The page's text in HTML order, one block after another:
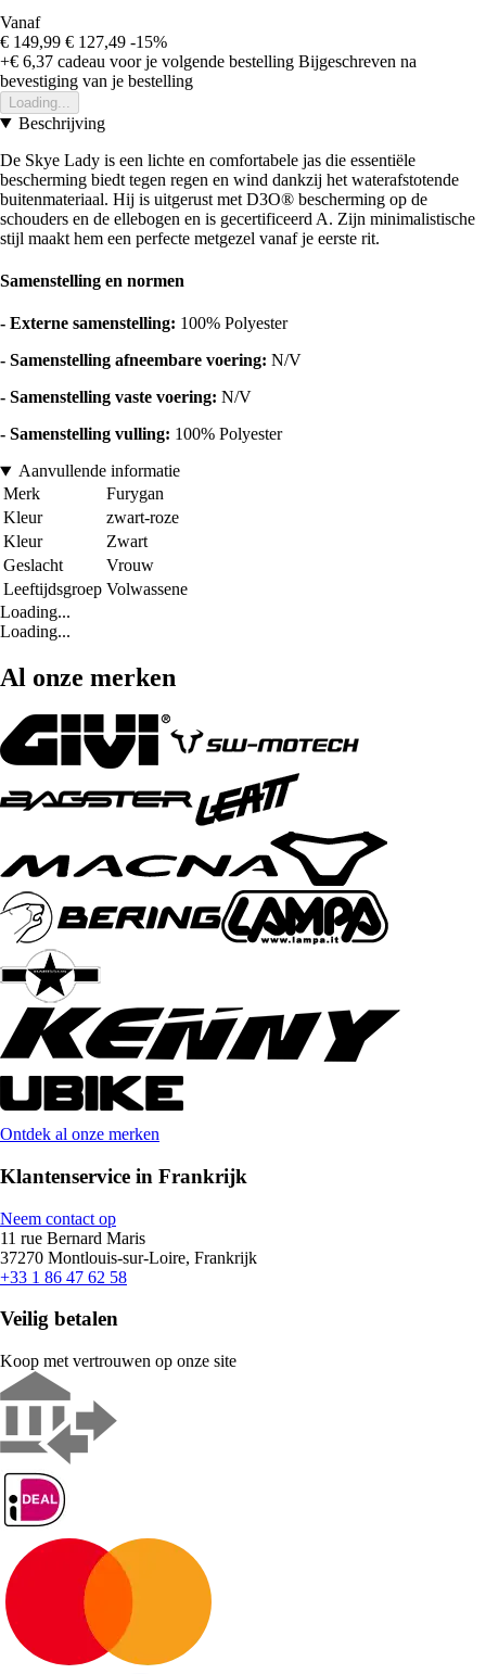
Vanaf
€ 149,99 € 127,49 -15%
+€ 6,37 cadeau voor je volgende bestelling Bijgeschreven na
bevestiging van je bestelling
Loading...
Beschrijving
De Skye Lady is een lichte en comfortabele jas die essentiële
bescherming biedt tegen regen en wind dankzij het waterafstotende
buitenmateriaal. Hij is uitgerust met D3O® bescherming op de
schouders en de ellebogen en is gecertificeerd A. Zijn minimalistische
stijl maakt hem een perfecte metgezel vanaf je eerste rit.
Samenstelling en normen
- Externe samenstelling: 100% Polyester
- Samenstelling afneembare voering: N/V
- Samenstelling vaste voering: N/V
- Samenstelling vulling: 100% Polyester
Aanvullende informatie
Merk
Furygan
Kleur
zwart-roze
Kleur
Zwart
Geslacht
Vrouw
Leeftijdsgroep Volwassene
Loading...
Loading...
Al onze merken
Ontdek al onze merken
Klantenservice in Frankrijk
Neem contact op
11 rue Bernard Maris
37270 Montlouis-sur-Loire, Frankrijk
+33 1 86 47 62 58
Veilig betalen
Koop met vertrouwen op onze site